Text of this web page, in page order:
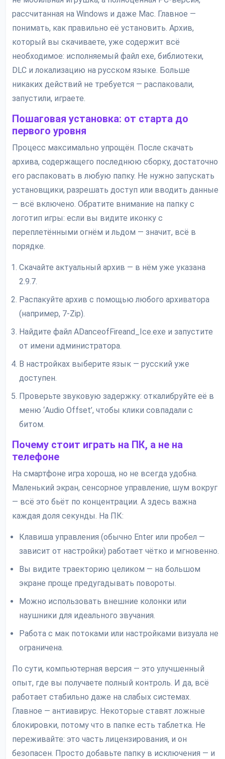
рассчитанная на Windows и даже Mac. Главное —
понимать, как правильно её установить. Архив,
который вы скачиваете, уже содержит всё
необходимое: исполняемый файл exe, библиотеки,
DLC и локализацию на русском языке. Больше
никаких действий не требуется — распаковали,
запустили, играете.
Пошаговая установка: от старта до
первого уровня
Процесс максимально упрощён. После скачать
архива, содержащего последнюю сборку, достаточно
его распаковать в любую папку. Не нужно запускать
установщики, разрешать доступ или вводить данные
— всё включено. Обратите внимание на папку с
логотип игры: если вы видите иконку с
переплетёнными огнём и льдом — значит, всё в
порядке.
Скачайте актуальный архив — в нём уже указана
2.9.7.
Распакуйте архив с помощью любого архиватора
(например, 7-Zip).
Найдите файл ADanceofFireand_Ice.exe и запустите
от имени администратора.
В настройках выберите язык — русский уже
доступен.
Проверьте звуковую задержку: откалибруйте её в
меню ‘Audio Offset’, чтобы клики совпадали с
битом.
Почему стоит играть на ПК, а не на
телефоне
На смартфоне игра хороша, но не всегда удобна.
Маленький экран, сенсорное управление, шум вокруг
— всё это бьёт по концентрации. А здесь важна
каждая доля секунды. На ПК:
Клавиша управления (обычно Enter или пробел —
зависит от настройки) работает чётко и мгновенно.
Вы видите траекторию целиком — на большом
экране проще предугадывать повороты.
Можно использовать внешние колонки или
наушники для идеального звучания.
Работа с мак потоками или настройками визуала не
ограничена.
По сути, компьютерная версия — это улучшенный
опыт, где вы получаете полный контроль. И да, всё
работает стабильно даже на слабых системах.
Главное — антиавирус. Некоторые ставят ложные
блокировки, потому что в папке есть таблетка. Не
переживайте: это часть лицензирования, и он
безопасен. Просто добавьте папку в исключения — и